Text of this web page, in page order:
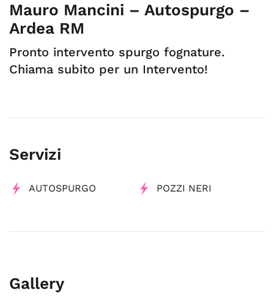
Mauro Mancini – Autospurgo –
Ardea RM
Pronto intervento spurgo fognature.
Chiama subito per un Intervento!
Servizi
AUTOSPURGO POZZI NERI
Gallery